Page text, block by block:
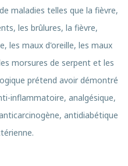
maladies telles que la fièvre,
les brûlures, la fièvre,
les maux d'oreille, les maux
morsures de serpent et les
prétend avoir démontré
inflammatoire, analgésique,
antidiabétique